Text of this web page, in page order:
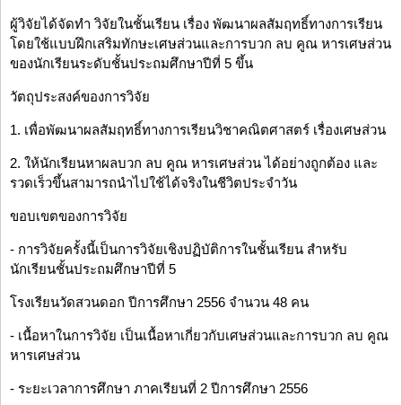
ผู้วิจัยได้จัดทำ วิจัยในชั้นเรียน เรื่อง พัฒนาผลสัมฤทธิ์ทางการเรียน
โดยใช้แบบฝึกเสริมทักษะเศษส่วนและการบวก ลบ คูณ หารเศษส่วน
ของนักเรียนระดับชั้นประถมศึกษาปีที่ 5 ขึ้น
วัตถุประสงค์ของการวิจัย
1. เพื่อพัฒนาผลสัมฤทธิ์ทางการเรียนวิชาคณิตศาสตร์ เรื่องเศษส่วน
2. ให้นักเรียนหาผลบวก ลบ คูณ หารเศษส่วน ได้อย่างถูกต้อง และ
รวดเร็วขึ้นสามารถนำไปใช้ได้จริงในชีวิตประจำวัน
ขอบเขตของการวิจัย
- การวิจัยครั้งนี้เป็นการวิจัยเชิงปฏิบัติการในชั้นเรียน สำหรับ
นักเรียนชั้นประถมศึกษาปีที่ 5
โรงเรียนวัดสวนดอก ปีการศึกษา 2556 จำนวน 48 คน
- เนื้อหาในการวิจัย เป็นเนื้อหาเกี่ยวกับเศษส่วนและการบวก ลบ คูณ
หารเศษส่วน
- ระยะเวลาการศึกษา ภาคเรียนที่ 2 ปีการศึกษา 2556